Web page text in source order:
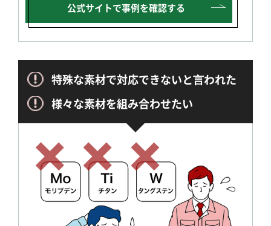
公式サイトで事例を確認する
特殊な素材で対応できないと⾔われた
様々な素材を組み合わせたい